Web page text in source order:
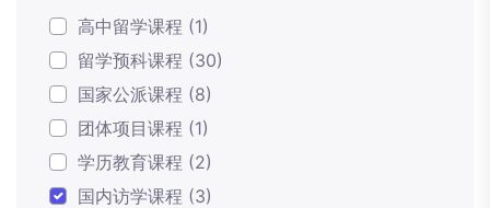
高中留学课程 (1)
留学预科课程 (30)
国家公派课程 (8)
团体项目课程 (1)
学历教育课程 (2)
国内访学课程 (3)